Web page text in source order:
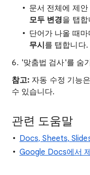
문서 전체에 제안
모두 변경을 탭합
단어가 나올 때마
무시 를 탭합니다.
'맞춤법 검사'를 숨
참고: 자동 수정 기능
수 있습니다.
관련 도움말
Docs, Sheets,
Google Docs에서